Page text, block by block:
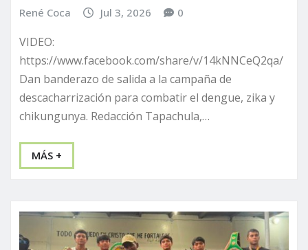
René Coca Jul 3, 2026 0
VIDEO:
https://www.facebook.com/share/v/14kNNCeQ2qa/
Dan banderazo de salida a la campaña de
descacharrización para combatir el dengue, zika y
chikungunya. Redacción Tapachula,…
MÁS +